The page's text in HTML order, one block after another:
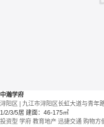
中瀚学府
浔阳区 | 九江市浔阳区长虹大道与青年
1/2/3/5居 建面：46-175㎡
投资型 学府 教育地产 迅捷交通 购物方